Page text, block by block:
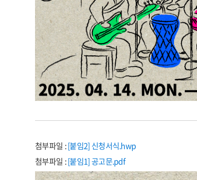
첨부파일 :[붙임2] 신청서식.hwp
첨부파일 :[붙임1] 공고문.pdf